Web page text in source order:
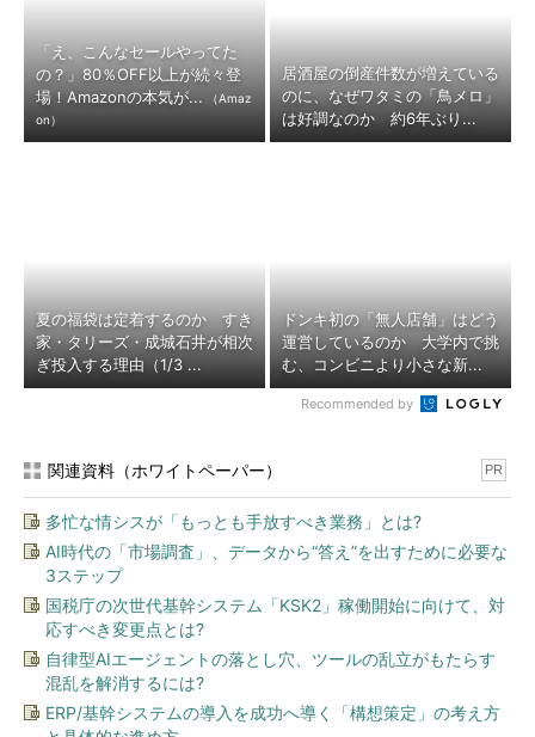
「え、こんなセールやってた
の？」80％OFF以上が続々登
場！Amazonの本気が...
（Amaz
on）
居酒屋の倒産件数が増えている
のに、なぜワタミの「鳥メロ」
は好調なのか 約6年ぶり...
夏の福袋は定着するのか すき
家・タリーズ・成城石井が相次
ぎ投入する理由（1/3 ...
ドンキ初の「無人店舗」はどう
運営しているのか 大学内で挑
む、コンビニより小さな新...
Recommended by
関連資料（ホワイトペーパー） PR
多忙な情シスが「もっとも手放すべき業務」とは?
AI時代の「市場調査」、データから“答え”を出すために必要な
3ステップ
国税庁の次世代基幹システム「KSK2」稼働開始に向けて、対
応すべき変更点とは?
自律型AIエージェントの落とし穴、ツールの乱立がもたらす
混乱を解消するには?
ERP/基幹システムの導入を成功へ導く「構想策定」の考え方